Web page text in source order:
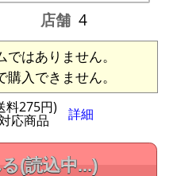
店舗 4
はありません。
入できません。
料275円)
応商品 詳細
(読込中...)